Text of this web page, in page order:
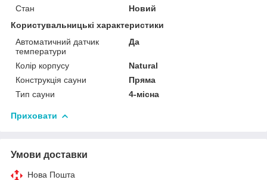
Стан
Новий
Користувальницькі характеристики
Автоматичний датчик
температури
Да
Колір корпусу
Natural
Конструкція сауни
Пряма
Тип сауни
4-місна
Приховати
Умови доставки
Нова Пошта